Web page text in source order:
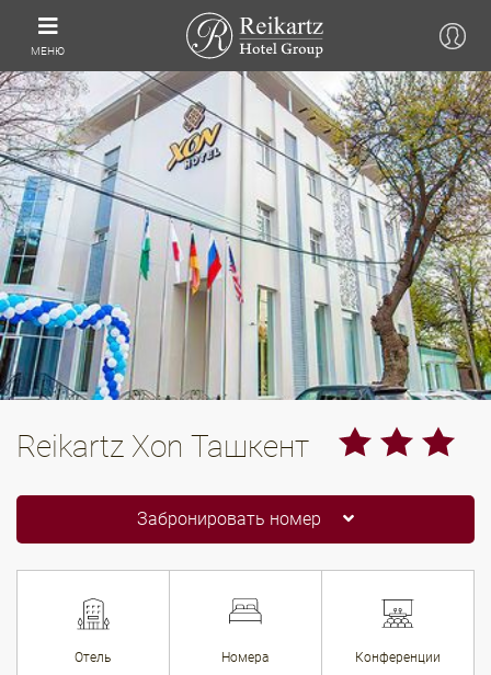
МЕНЮ
Reikartz Xon Ташкент
Забронировать номер
Отель Номера Конференции